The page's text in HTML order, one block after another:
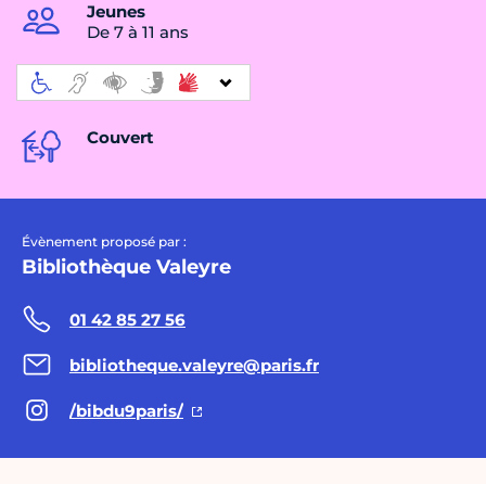
Jeunes
De 7 à 11 ans
Couvert
Évènement proposé par :
Bibliothèque Valeyre
01 42 85 27 56
bibliotheque.valeyre@paris.fr
/bibdu9paris/